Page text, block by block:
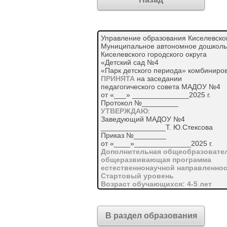
Управление образования
Муниципальное автономное
Киселевского городского округа
«Детский сад №4
«Парк детского периода»
ПРИНЯТА на заседании
педагогического совета МАДОУ №4
от «___» ______________2025 г.
Протокол №_________
УТВЕРЖДАЮ:
Заведующий МАДОУ №4
________________Т. Ю.Стексова
Приказ №________
от «____»______________2025 г.
Дополнительная
общеразвивающая программа
естественнонаучной
Стартовый уровень
Возраст обучающихся: 4-5 лет
Срок реализации: 1 год
Павленко Наталья Валерьевна,
воспитатель
Киселевский городской округ, 2025
В раздел образования